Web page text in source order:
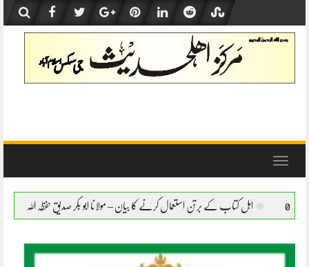
content
Toggle
کے برتن استعمال کرنے کا بیان – مولانا ابو بکر صدیق حفظہ اللہ اہل کتاب کے برتن